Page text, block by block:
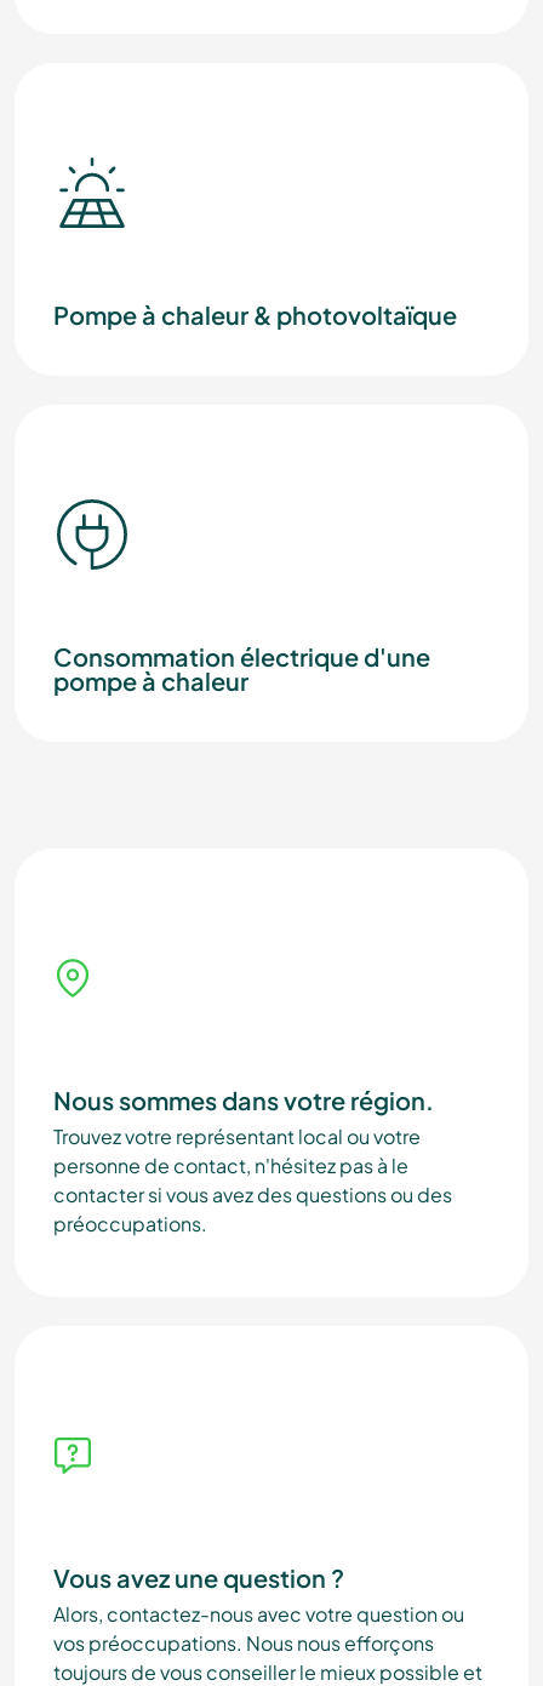
Pompe à chaleur & photovoltaïque
Consommation électrique d'une
pompe à chaleur
Nous sommes dans votre région.
Trouvez votre représentant local ou votre
personne de contact, n'hésitez pas à le
contacter si vous avez des questions ou des
préoccupations.
Vous avez une question ?
Alors, contactez-nous avec votre question ou
vos préoccupations. Nous nous efforçons
toujours de vous conseiller le mieux possible et